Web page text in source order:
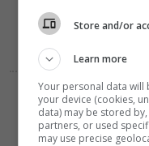
Store and/or
Learn more
Your personal data
your device (cookies,
data) may be stored
partners, or used
may use precise